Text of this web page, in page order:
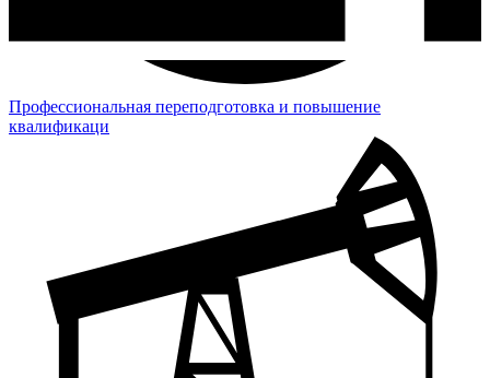
Профессиональная переподготовка и повышение
квалификаци